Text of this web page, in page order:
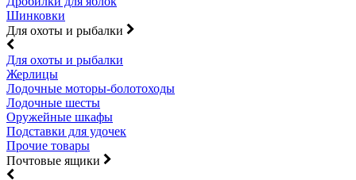
Шинковки
Для охоты и рыбалки
Для охоты и рыбалки
Жерлицы
Лодочные моторы-болотоходы
Лодочные шесты
Оружейные шкафы
Подставки для удочек
Прочие товары
Почтовые ящики